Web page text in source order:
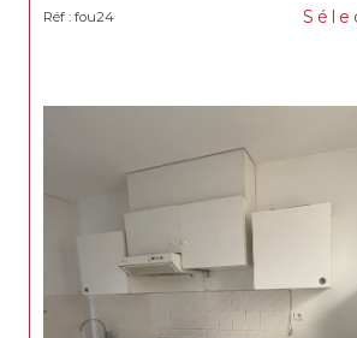
Réf : fou24